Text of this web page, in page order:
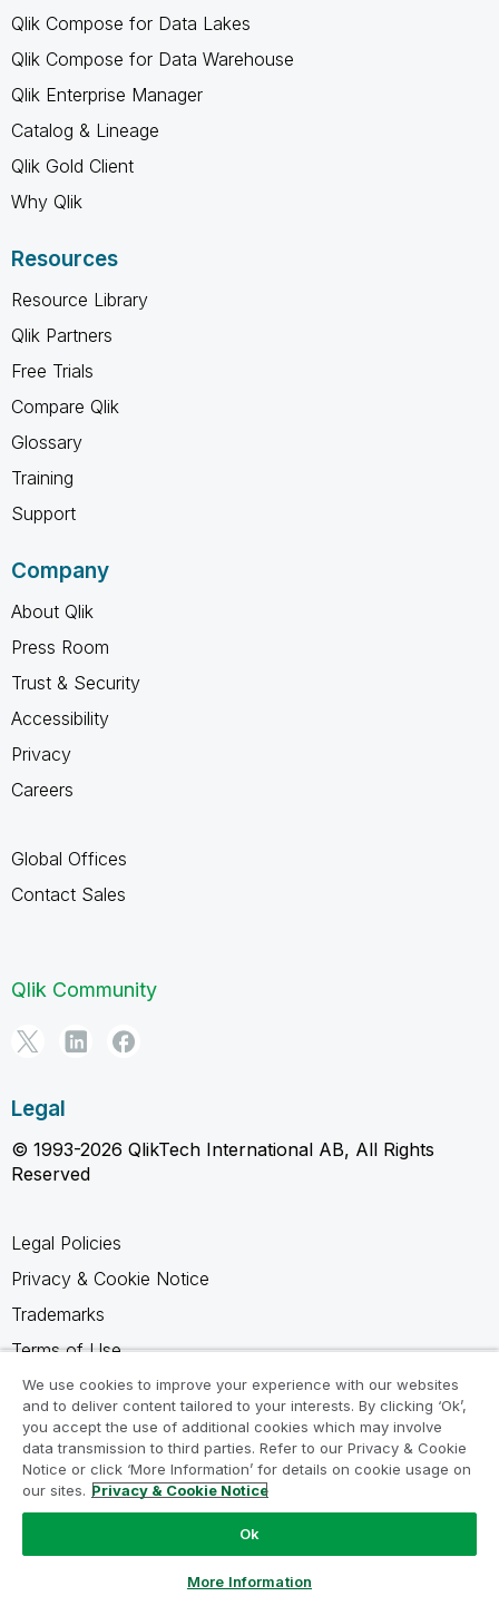
Qlik Compose for Data Lakes
Qlik Compose for Data Warehouse
Qlik Enterprise Manager
Catalog & Lineage
Qlik Gold Client
Why Qlik
Resources
Resource Library
Qlik Partners
Free Trials
Compare Qlik
Glossary
Training
Support
Company
About Qlik
Press Room
Trust & Security
Accessibility
Privacy
Careers
Global Offices
Contact Sales
Qlik Community
Legal
© 1993-2026 QlikTech International AB, All Rights
Reserved
Legal Policies
Privacy & Cookie Notice
Trademarks
Terms of Use
Legal Agreements
Product Terms
Do not share my info
We use cookies to improve your experience with our websites
and to deliver content tailored to your interests. By clicking ‘Ok’,
you accept the use of additional cookies which may involve
data transmission to third parties. Refer to our Privacy & Cookie
Notice or click ‘More Information’ for details on cookie usage on
our sites. Privacy & Cookie Notice
Ok
More Information